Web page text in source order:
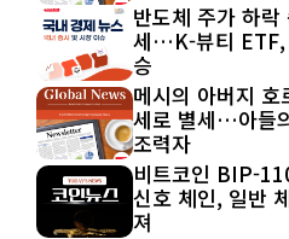
반도체 주가 하
세…K-뷰티 ETF,
승
메시의 아버지
세로 별세…아들
조력자
비트코인 BIP-
신호 체인, 일반
져